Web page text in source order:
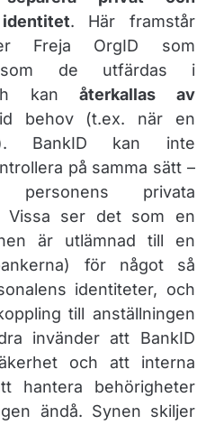
. Här framstår
Freja OrgID som
de utfärdas i
kanåterkallas av
behov (t.ex. när en
BankID kan inte
på samma sätt –
privata
Vissa ser det som en
är utlämnad till en
för något så
identiteter, och
till anställningen​
invänder att BankID
och att interna
hantera behörigheter
ändå. Synen skiljer